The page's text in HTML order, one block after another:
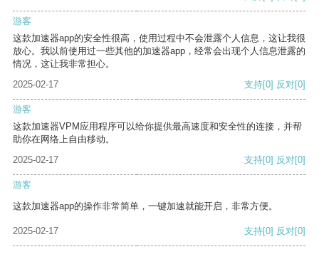
游客
这款加速器app的安全性很高，使用过程中不会泄露个人信息，这让我很
放心。我以前使用过一些其他的加速器app，经常会出现个人信息泄露的
情况，这让我非常担心。
2025-02-17
支持[0] 反对[0]
游客
这款加速器VPM应用程序可以给你提供最高速度和安全性的连接，并帮
助你在网络上自由移动。
2025-02-17
支持[0] 反对[0]
游客
这款加速器app的操作非常简单，一键加速就能开启，非常方便。
2025-02-17 支持[0] 反对[0]